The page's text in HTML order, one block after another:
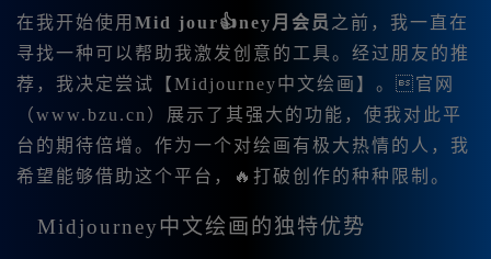
在我开始使用 Mid jour👍ney月会员 之前，我一直在
寻找一种可以帮助我激发创意的工具。经过朋友的推
荐，我决定尝试【Midjourney中文绘画】。官网
（www.bzu.cn）展示了其强大的功能，使我对此平
台的期待倍增。作为一个对绘画有极大热情的人，我
希望能够借助这个平台，🔥打破创作的种种限制。
Midjourney中文绘画的独特优势